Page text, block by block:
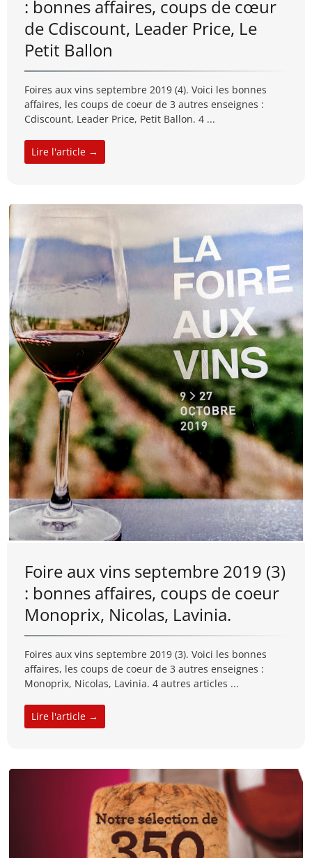
: bonnes affaires, coups de cœur
de Cdiscount, Leader Price, Le
Petit Ballon
Foires aux vins septembre 2019 (4). Voici les bonnes
affaires, les coups de coeur de 3 autres enseignes :
Cdiscount, Leader Price, Petit Ballon. 4 ...
Lire l'article →
Foire aux vins septembre 2019 (3)
: bonnes affaires, coups de coeur
Monoprix, Nicolas, Lavinia.
Foires aux vins septembre 2019 (3). Voici les bonnes
affaires, les coups de coeur de 3 autres enseignes :
Monoprix, Nicolas, Lavinia. 4 autres articles ...
Lire l'article →